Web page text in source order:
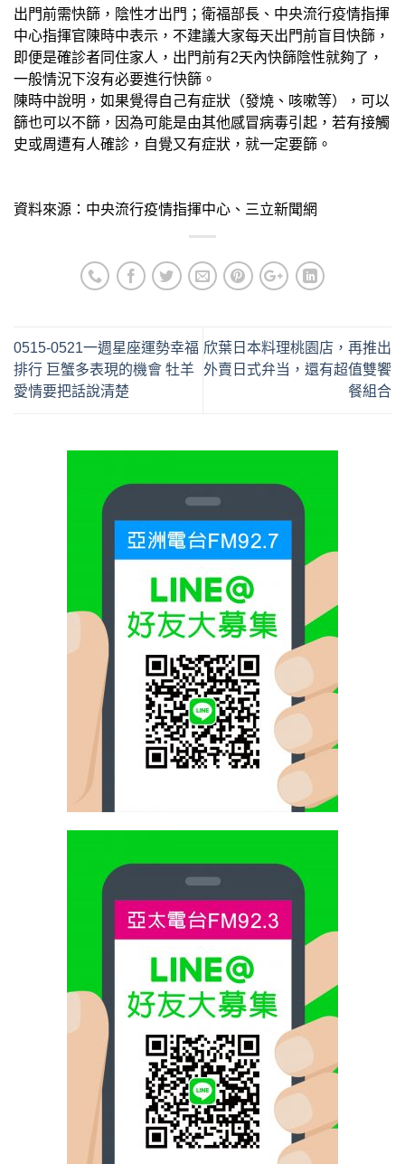
出門前需快篩，陰性才出門；衛福部長、中央流行疫情指揮
中心指揮官陳時中表示，不建議大家每天出門前盲目快篩，
即便是確診者同住家人，出門前有2天內快篩陰性就夠了，
一般情況下沒有必要進行快篩。
陳時中說明，如果覺得自己有症狀（發燒、咳嗽等），可以
篩也可以不篩，因為可能是由其他感冒病毒引起，若有接觸
史或周遭有人確診，自覺又有症狀，就一定要篩。
資料來源：中央流行疫情指揮中心、三立新聞網
0515-0521一週星座運勢幸福
排行 巨蟹多表現的機會 牡羊
愛情要把話說清楚
欣葉日本料理桃園店，再推出
外賣日式弁当，還有超值雙饗
餐組合